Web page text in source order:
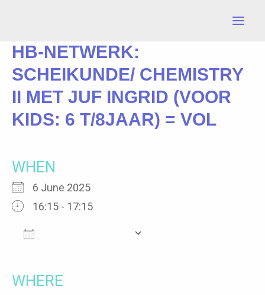
content
HB-NETWERK:
SCHEIKUNDE/ CHEMISTRY
II MET JUF INGRID (VOOR
KIDS: 6 T/8JAAR) = VOL
WHEN
6 June 2025
16:15 - 17:15
WHERE